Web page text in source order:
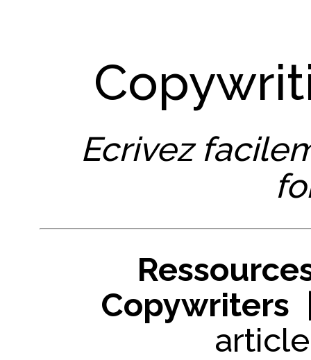
Ecrivez
Copywriters